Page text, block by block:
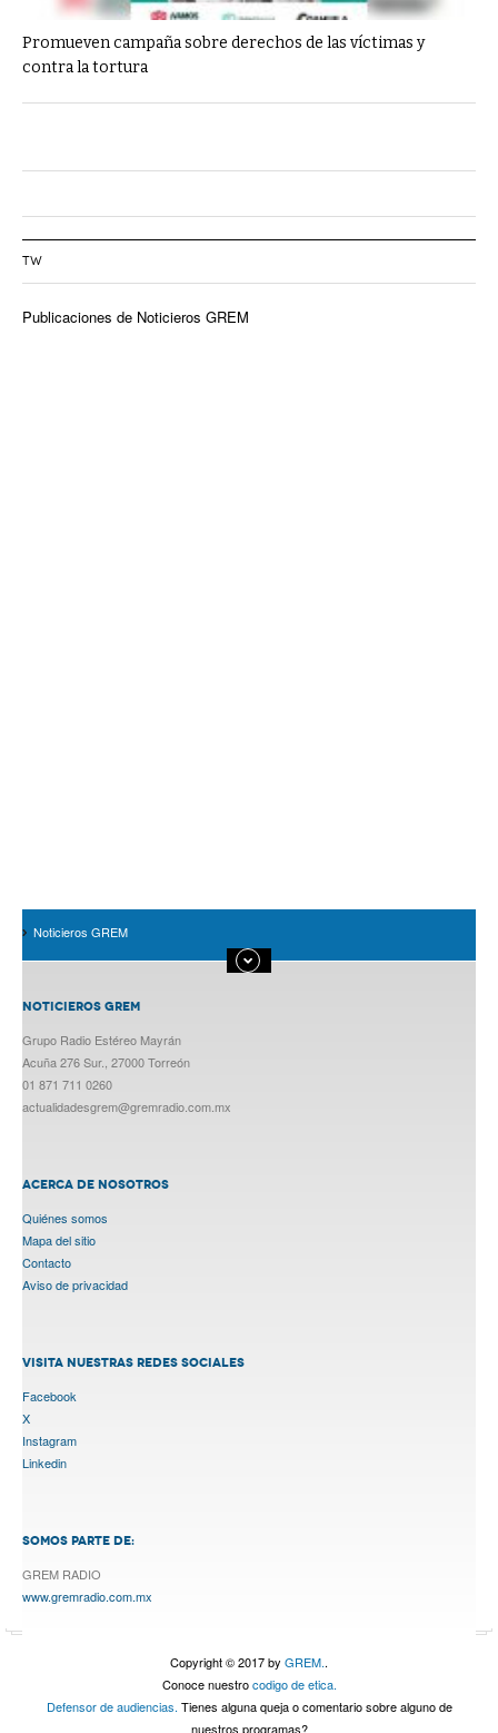
Promueven campaña sobre derechos de las víctimas y
contra la tortura
TW
Publicaciones de Noticieros GREM
Noticieros GREM
NOTICIEROS GREM
Grupo Radio Estéreo Mayrán
Acuña 276 Sur., 27000 Torreón
01 871 711 0260
actualidadesgrem@gremradio.com.mx
ACERCA DE NOSOTROS
Quiénes somos
Mapa del sitio
Contacto
Aviso de privacidad
VISITA NUESTRAS REDES SOCIALES
Facebook
X
Instagram
Linkedin
SOMOS PARTE DE:
GREM RADIO
www.gremradio.com.mx
Copyright © 2017 by GREM..
Conoce nuestrocodigo de etica.
Defensor de audiencias. Tienes alguna queja o comentario sobre alguno de
nuestros programas?